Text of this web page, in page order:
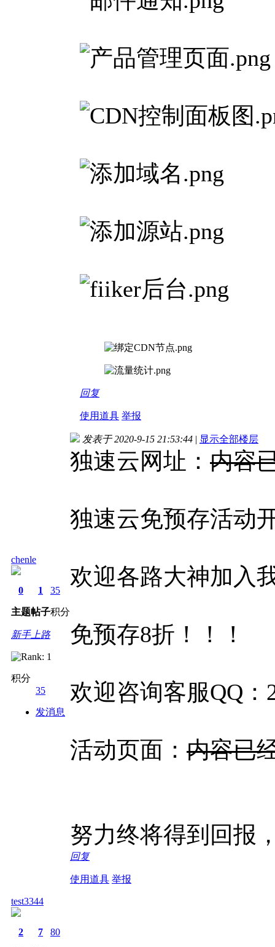
回复
使用道具 举报
chenle
0
主题
1
帖子
35
积分
新手上路
积分
35
发消息
发表于 2020-9-15 21:53:44 | 显示全部楼层
独速云网址： 内容
独速云免预存活动
欢迎各路大神加入
免预存8折！！！
欢迎咨询客服QQ：
活动页面： 内容已
努力终将得到回报
回复
使用道具 举报
test3344
2 7 80